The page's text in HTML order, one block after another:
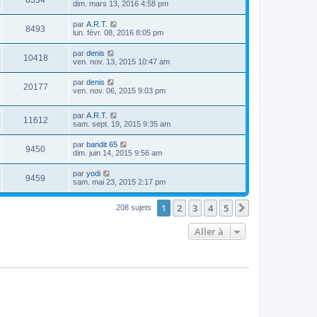
dim. mars 13, 2016 4:58 pm
8493 par A.R.T.
lun. févr. 08, 2016 8:05 pm
10418 par denis
ven. nov. 13, 2015 10:47 am
20177 par denis
ven. nov. 06, 2015 9:03 pm
11612 par A.R.T.
sam. sept. 19, 2015 9:35 am
9450 par bandit 65
dim. juin 14, 2015 9:56 am
9459 par yodi
sam. mai 23, 2015 2:17 pm
208 sujets 1 2 3 4 5
Aller à